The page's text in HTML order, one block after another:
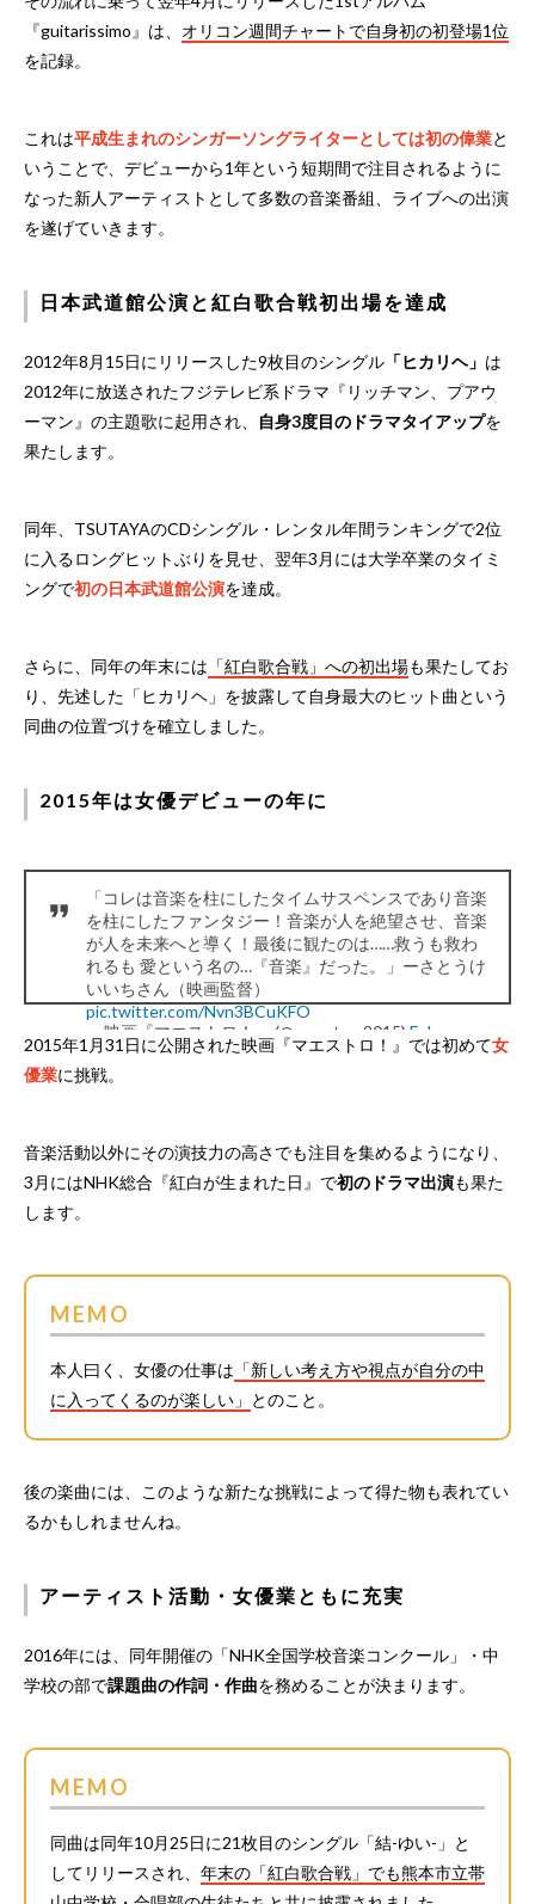
『guitarissimo』は、 オリコン週間チャートで自身初の初登場1位
を記録。
これは平成生まれのシンガーソングライターとしては初の偉業と
いうことで、デビューから1年という短期間で注目されるように
なった新人アーティストとして多数の音楽番組、ライブへの出演
を遂げていきます。
日本武道館公演と紅白歌合戦初出場を達成
2012年8月15日にリリースした9枚目のシングル 「ヒカリヘ」 は
2012年に放送されたフジテレビ系ドラマ『リッチマン、プアウ
ーマン』の主題歌に起用され、
自身3度目のドラマタイアップを
果たします。
同年、TSUTAYAのCDシングル・レンタル年間ランキングで2位
に入るロングヒットぶりを見せ、翌年3月には大学卒業のタイミ
ングで初の日本武道館公演を達成。
さらに、同年の年末には 「紅白歌合戦」への初出場も果たしてお
り、先述した「ヒカリヘ」を披露して自身最大のヒット曲という
同曲の位置づけを確立しました。
2015年は女優デビューの年に
「コレは音楽を柱にしたタイムサスペンスであり音楽
を柱にしたファンタジー！音楽が人を絶望させ、音楽
が人を未来へと導く！最後に観たのは……救うも救わ
れるも 愛という名の…『音楽』だった。」ーさとうけ
いいちさん（映画監督）
pic.twitter.com/Nvn3BCuKFO
— 映画『マエストロ！』 (@maestro_2015) February
10, 2015
2015年1月31日に公開された映画『マエストロ！』では初めて女
優業に挑戦。
音楽活動以外にその演技力の高さでも注目を集めるようになり、
3月にはNHK総合『紅白が生まれた日』で初のドラマ出演も果た
します。
MEMO
本人曰く、女優の仕事は 「新しい考え方や視点が自分の中
に入ってくるのが楽しい」 とのこと。
後の楽曲には、このような新たな挑戦によって得た物も表れてい
るかもしれませんね。
アーティスト活動・女優業ともに充実
2016年には、同年開催の「NHK全国学校音楽コンクール」・中
学校の部で課題曲の作詞・作曲を務めることが決まります。
MEMO
同曲は同年10月25日に21枚目のシングル「結-ゆい-」と
してリリースされ、 年末の「紅白歌合戦」でも熊本市立帯